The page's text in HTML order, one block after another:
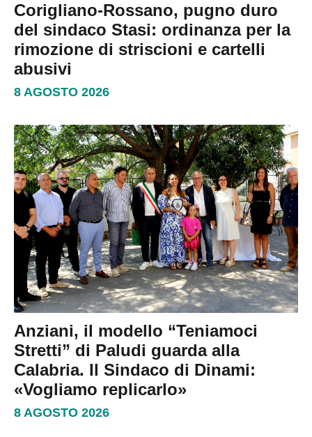
Corigliano-Rossano, pugno duro
del sindaco Stasi: ordinanza per la
rimozione di striscioni e cartelli
abusivi
8 AGOSTO 2026
Anziani, il modello “Teniamoci
Stretti” di Paludi guarda alla
Calabria. Il Sindaco di Dinami:
«Vogliamo replicarlo»
8 AGOSTO 2026